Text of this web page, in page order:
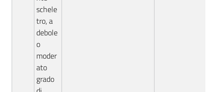
schele
tro, a
debole
o
moder
ato
grado